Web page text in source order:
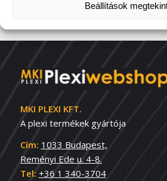
Beállítások
MKI PLEXI KFT.
A plexi termékek gyártója
Cím: 1033 Budapest,
Reményi Ede u. 4-8.
Tel: +36 1 340-3704